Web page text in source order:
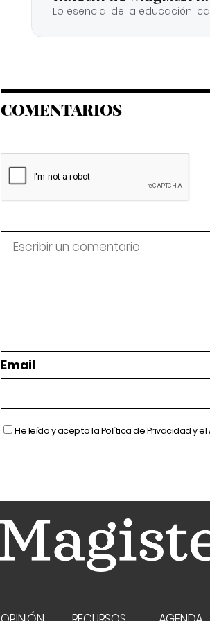
Lo esencial de la educación,
COMENTARIOS
Email
He leído y acepto laPolítica de Privacidady el